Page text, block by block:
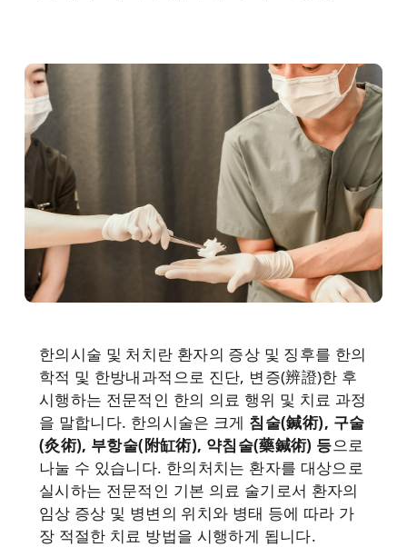
의학 논문
의약품 안전성 서한
한의시술 및 처치란 환자의 증상 및 징후를 한의
학적 및 한방내과적으로 진단, 변증(辨證)한 후
시행하는 전문적인 한의 의료 행위 및 치료 과정
을 말합니다. 한의시술은 크게 침술(鍼術), 구술
(灸術), 부항술(附缸術), 약침술(藥鍼術) 등으로
나눌 수 있습니다. 한의처치는 환자를 대상으로
실시하는 전문적인 기본 의료 술기로서 환자의
임상 증상 및 병변의 위치와 병태 등에 따라 가
장 적절한 치료 방법을 시행하게 됩니다.